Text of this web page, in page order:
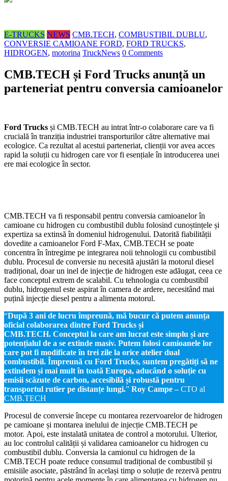
E-TRUCKS NEWS CMB.TECH, COMBUSTIBIL DUBLU,
CONVERSIE CAMIOANE FORD, FORD TRUCKS,
HIDROGEN, motorina TruckNews 0 Comments
CMB.TECH și Ford Trucks anunță un
parteneriat pentru conversia camioanelor
Ford Trucks și CMB.TECH au intrat într-o colaborare care va fi
crucială în tranziția industriei transporturilor către alternative mai
ecologice. Ca rezultat al acestui parteneriat, clienții vor avea acces
rapid la soluții cu hidrogen care vor fi esențiale în introducerea unei
ere mai ecologice în sector.
CMB.TECH va fi responsabil pentru conversia camioanelor în
camioane cu hidrogen cu combustibil dublu folosind cunoștințele și
expertiza sa extinsă în domeniul hidrogenului. Datorită fiabilității
dovedite a camioanelor Ford F-Max, CMB.TECH se poate
concentra în întregime pe integrarea noii tehnologii cu combustibil
dublu. Procesul de conversie nu necesită ajustări la motorul diesel
tradițional, doar un inel de injecție de hidrogen este adăugat, ceea ce
face conceptul extrem de scalabil. Cu tehnologia cu combustibil
dublu, hidrogenul este aspirat în camera de ardere, necesitând mai
puțină injecție diesel pentru a alimenta motorul.
“După 3 ani de lucru împreună, mă bucur că putem anunța
oficial colaborarea dintre Ford Trucks și
CMB.TECH. Conceptul la care am lucrat este simplu și are
potențialul de a se extinde masiv. Putem folosi camioanele lor
care pot fi modificate în trei zile la orice atelier dual
combustibil. Împreună cu Ford Trucks, suntem pregătiți să ne
extindem și mai mult în toată Europa, aducând o soluție cu
emisii scăzute de carbon, accesibilă și robustă pentru
transportul rutier pe distanțe lungi.” Roy Campe –CTO al
CMB.TECH
Procesul de conversie începe cu montarea rezervoarelor de hidrogen
pe camioane și montarea inelului de injecție CMB.TECH pe
motor. Apoi, este instalată unitatea de control a motorului. Ulterior,
au loc controlul calității și validarea camioanelor cu hidrogen cu
combustibil dublu. Conversia la camionul cu hidrogen de la
CMB.TECH poate reduce consumul tradițional de combustibil și
emisiile asociate, păstrând în același timp o soluție de rezervă pentru